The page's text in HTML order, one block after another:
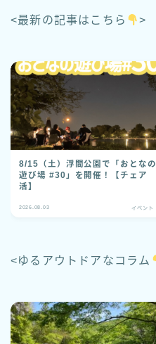
<最新の記事はこちら >
8/15（土）浮間公園で「おとなの
遊び場 #30」を開催！【チェア
活】
2026.08.03 イベント
<ゆるアウトドアなコラム